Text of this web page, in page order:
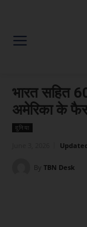
भारत सहित
अमेरिका के
दुनिया
By TBN Desk